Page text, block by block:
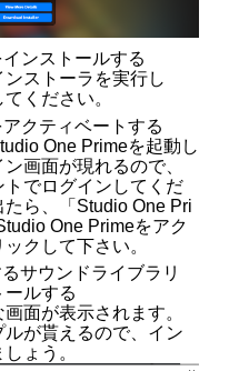
ンストールする
ストーラを実行し
ください。
クティベートする
One Primeを起動し
画面が現れるので、
でログインしてくだ
ら、「Studio One Pri
One Primeをアク
クして下さい。
サウンドライブラリ
ールする
面が表示されます。
が貰えるので、イン
ょう。